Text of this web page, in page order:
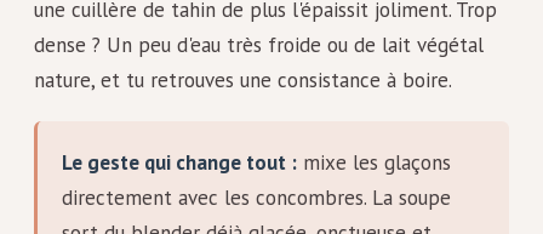
une cuillère de tahin de plus l'épaissit joliment. Trop
dense ? Un peu d'eau très froide ou de lait végétal
nature, et tu retrouves une consistance à boire.
Le geste qui change tout : mixe les glaçons
directement avec les concombres. La soupe